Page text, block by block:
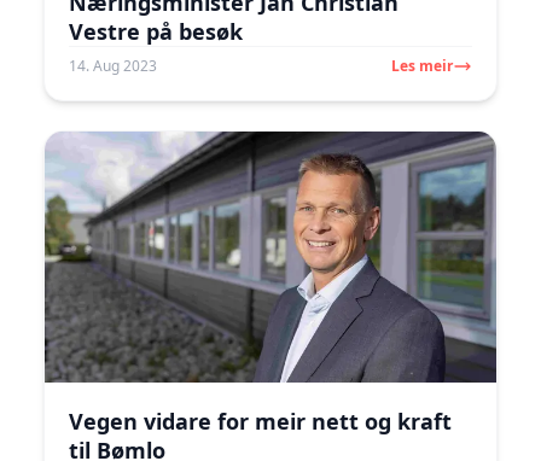
Vestre på besøk
14. Aug 2023 Les meir
Vegen vidare for meir nett og kraft
til Bømlo